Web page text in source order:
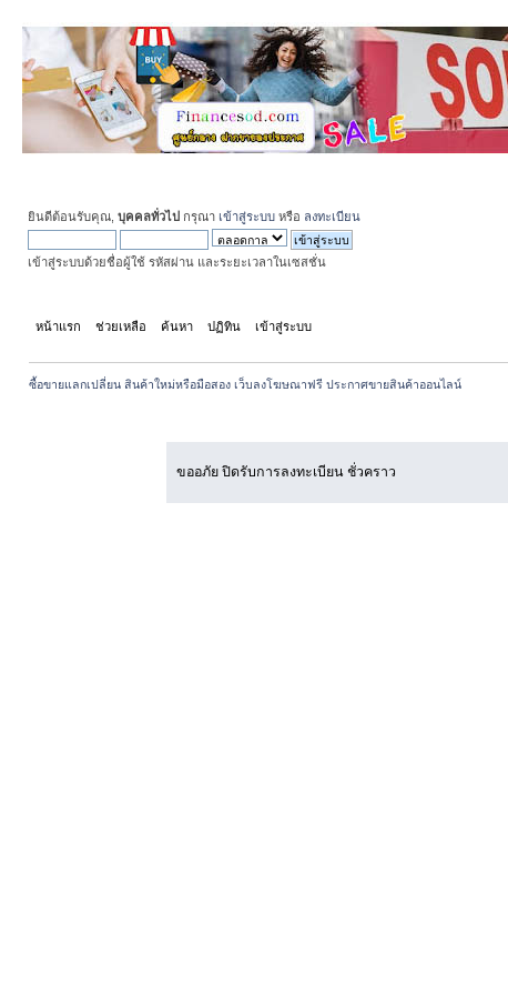
ยินดีต้อนรับคุณ, บุคคลทั่วไป กรุณา เข้าสู่ระบบ หรือ ลงทะเบียน
เข้าสู่ระบบด้วยชื่อผู้ใช้ รหัสผ่าน และระยะเวลาในเซสชั่น
หน้าแรก ช่วยเหลือ ค้นหา ปฏิทิน เข้าสู่ระบบ
ซื้อขายแลกเปลี่ยน สินค้าใหม่หรือมือสอง เว็บลงโฆษณาฟรี ประกาศขายสินค้าออนไลน์
ขออภัย ปิดรับการลงทะเบียน ชั่วคราว